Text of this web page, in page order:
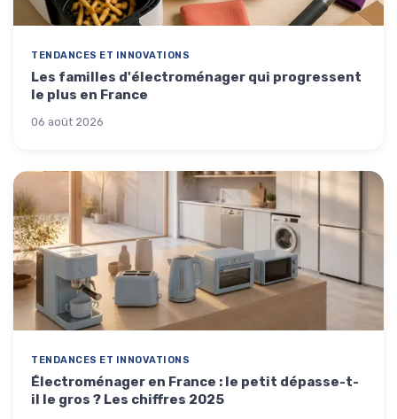
TENDANCES ET INNOVATIONS
Les familles d'électroménager qui progressent
le plus en France
06 août 2026
TENDANCES ET INNOVATIONS
Électroménager en France : le petit dépasse-t-
il le gros ? Les chiffres 2025